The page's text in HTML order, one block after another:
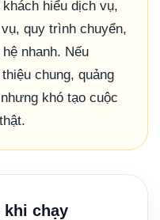
hiểu dịch vụ,
quy trình chuyển,
nhanh. Nếu
chung, quảng
khó tạo cuộc
khi chạy